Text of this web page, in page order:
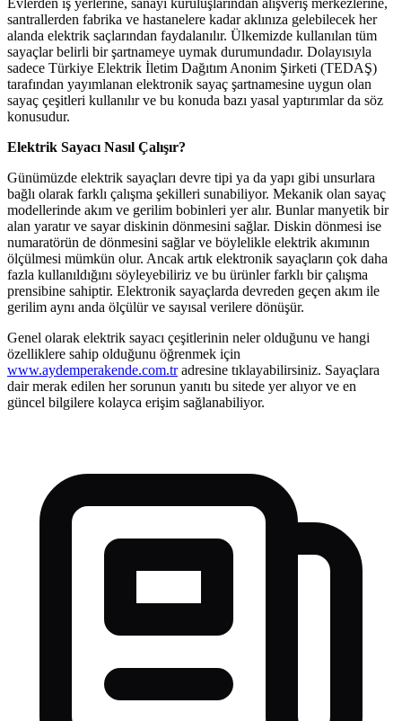
Evlerden iş yerlerine, sanayi kuruluşlarından alışveriş merkezlerine,
santrallerden fabrika ve hastanelere kadar aklınıza gelebilecek her
alanda elektrik saçlarından faydalanılır. Ülkemizde kullanılan tüm
sayaçlar belirli bir şartnameye uymak durumundadır. Dolayısıyla
sadece Türkiye Elektrik İletim Dağıtım Anonim Şirketi (TEDAŞ)
tarafından yayımlanan elektronik sayaç şartnamesine uygun olan
sayaç çeşitleri kullanılır ve bu konuda bazı yasal yaptırımlar da söz
konusudur.
Elektrik Sayacı Nasıl Çalışır?
Günümüzde elektrik sayaçları devre tipi ya da yapı gibi unsurlara
bağlı olarak farklı çalışma şekilleri sunabiliyor. Mekanik olan sayaç
modellerinde akım ve gerilim bobinleri yer alır. Bunlar manyetik bir
alan yaratır ve sayar diskinin dönmesini sağlar. Diskin dönmesi ise
numaratörün de dönmesini sağlar ve böylelikle elektrik akımının
ölçülmesi mümkün olur. Ancak artık elektronik sayaçların çok daha
fazla kullanıldığını söyleyebiliriz ve bu ürünler farklı bir çalışma
prensibine sahiptir. Elektronik sayaçlarda devreden geçen akım ile
gerilim aynı anda ölçülür ve sayısal verilere dönüşür.
Genel olarak elektrik sayacı çeşitlerinin neler olduğunu ve hangi
özelliklere sahip olduğunu öğrenmek için
www.aydemperakende.com.tradresine tıklayabilirsiniz. Sayaçlara
dair merak edilen her sorunun yanıtı bu sitede yer alıyor ve en
güncel bilgilere kolayca erişim sağlanabiliyor.